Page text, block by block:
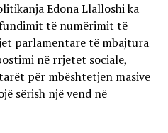
Edona Llalloshi ka
të numërimit të
parlamentare të mbajtura
në rrjetet sociale,
për mbështetjen masive
sërish një vend në